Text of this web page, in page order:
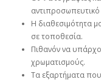
Η διαθεσιμότητα
σε τοποθεσία.
Πιθανόν να
χρωματισμούς.
Τα εξαρτήματα